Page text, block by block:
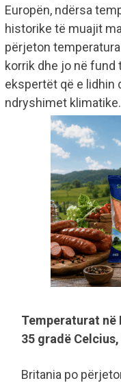
Europën, ndërsa
historike të muajit
përjeton
korrik dhe jo në fund
ekspertët që e
ndryshimet klimatike.
Temperaturat në
35 gradë
Britania po